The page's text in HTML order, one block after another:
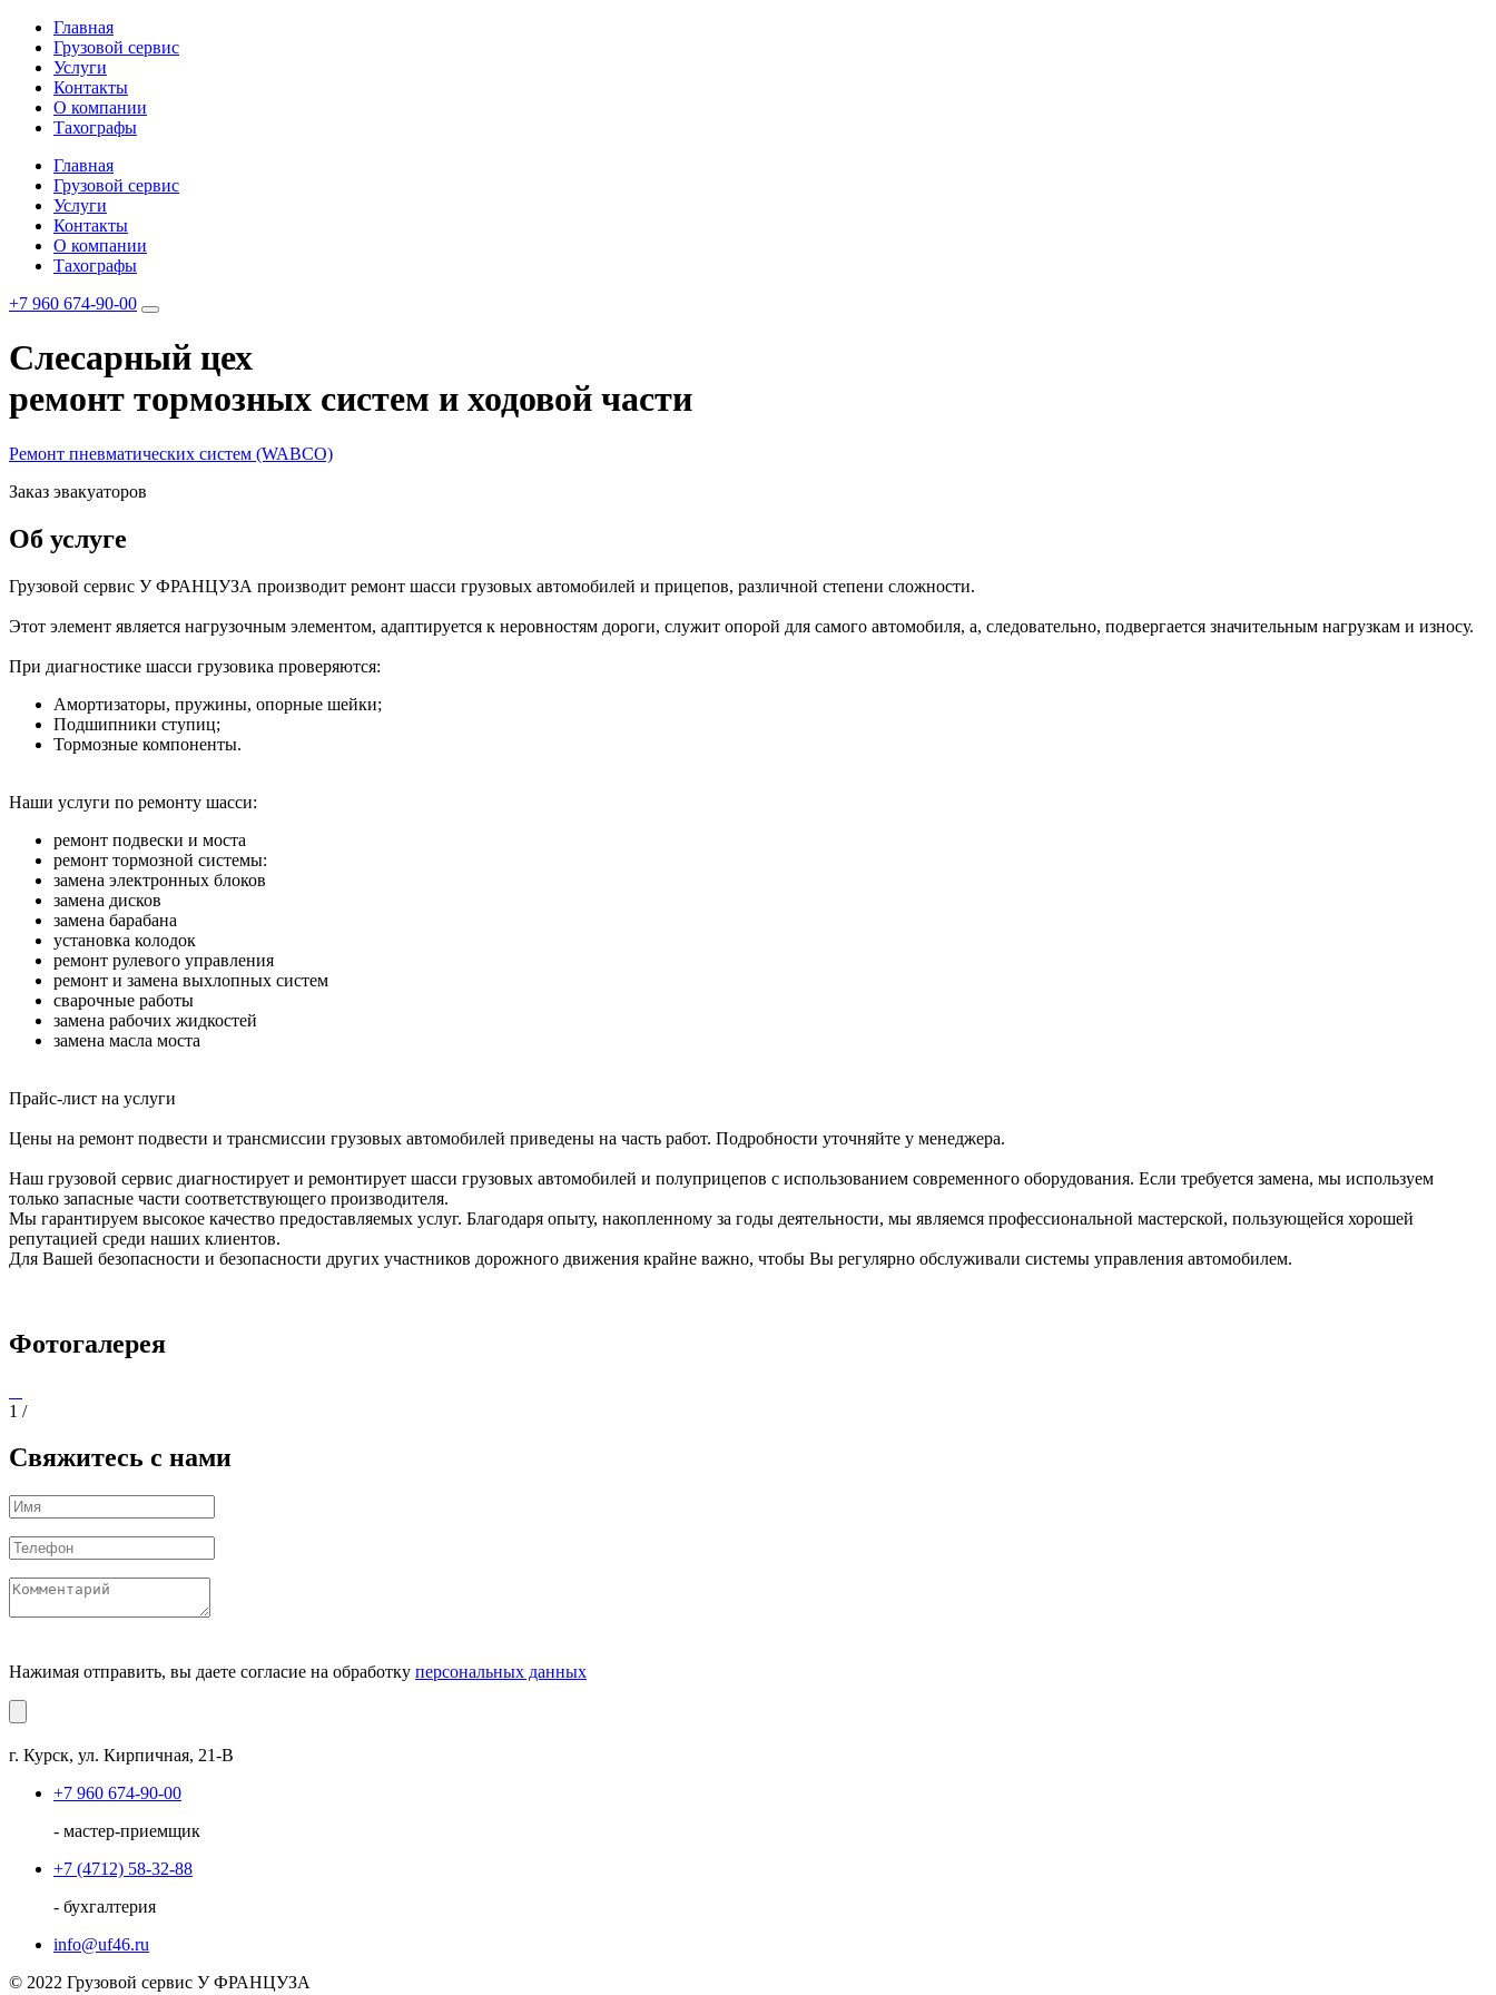
Главная
Грузовой сервис
Услуги
Контакты
О компании
Тахографы
Главная
Грузовой сервис
Услуги
Контакты
О компании
Тахографы
+7 960 674-90-00
Cлесарный цех
ремонт тормозных систем и ходовой части
Ремонт пневматических систем (WABCO)
Заказ эвакуаторов
Об услуге
Грузовой сервис У ФРАНЦУЗА производит ремонт шасси грузовых автомобилей и прицепов, различной степени сложности.
Этот элемент является нагрузочным элементом, адаптируется к неровностям дороги, служит опорой для самого автомобиля, а, следовательно, подвергается значительным нагрузкам и износу.
При диагностике шасси грузовика проверяются:
Амортизаторы, пружины, опорные шейки;
Подшипники ступиц;
Тормозные компоненты.
Наши услуги по ремонту шасси:
ремонт подвески и моста
ремонт тормозной системы:
замена электронных блоков
замена дисков
замена барабана
установка колодок
ремонт рулевого управления
ремонт и замена выхлопных систем
сварочные работы
замена рабочих жидкостей
замена масла моста
Прайс-лист на услуги
Цены на ремонт подвести и трансмиссии грузовых автомобилей приведены на часть работ. Подробности уточняйте у менеджера.
Наш грузовой сервис диагностирует и ремонтирует шасси грузовых автомобилей и полуприцепов с использованием современного оборудования. Если требуется замена, мы используем
только запасные части соответствующего производителя.
Мы гарантируем высокое качество предоставляемых услуг. Благодаря опыту, накопленному за годы деятельности, мы являемся профессиональной мастерской, пользующейся хорошей
репутацией среди наших клиентов.
Для Вашей безопасности и безопасности других участников дорожного движения крайне важно, чтобы Вы регулярно обслуживали системы управления автомобилем.
Фотогалерея
1 /
Свяжитесь с нами
Нажимая отправить, вы даете согласие на обработку персональных данных
г. Курск, ул. Кирпичная, 21-В
+7 960 674-90-00
- мастер-приемщик
+7 (4712) 58-32-88
- бухгалтерия
info@uf46.ru
© 2022 Грузовой сервис У ФРАНЦУЗА